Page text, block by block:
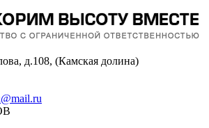
д.108, (Камская долина)